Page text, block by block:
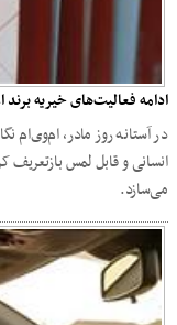
ادامه فعالیت‌های خیریه
در آستانه روز مادر، ام‌وی‌ام
انسانی و قابل لمس بازتعریف
می‌سازد.